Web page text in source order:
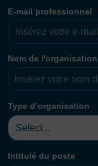
E-mail professionnel *
Nom de l'organisation
Type d’organisation
Intitulé du poste *